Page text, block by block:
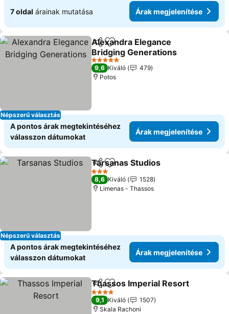
7 oldal árainak mutatása Árak megjelenítése
Népszerű választás
Megosztás
Hozzáadás a kedvencekhez
Alexandra Elegance
Bridging Generations
5 Kategória
9,6 Kiváló
479
Potos
A pontos árak megtekintéséhez
válasszon dátumokat
Árak megjelenítése
Népszerű választás
Megosztás
Hozzáadás a kedvencekhez
Tarsanas Studios
3 Kategória
8,6 Kiváló
1528
Limenas - Thassos
A pontos árak megtekintéséhez
válasszon dátumokat
Árak megjelenítése
Megosztás
Hozzáadás a kedvencekhez
Thassos Imperial Resort
4 Kategória
9,1 Kiváló
1507
Skala Rachoni